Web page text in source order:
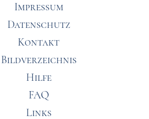
Impressum
Datenschutz
Kontakt
Bildverzeichnis
Hilfe
FAQ
Links